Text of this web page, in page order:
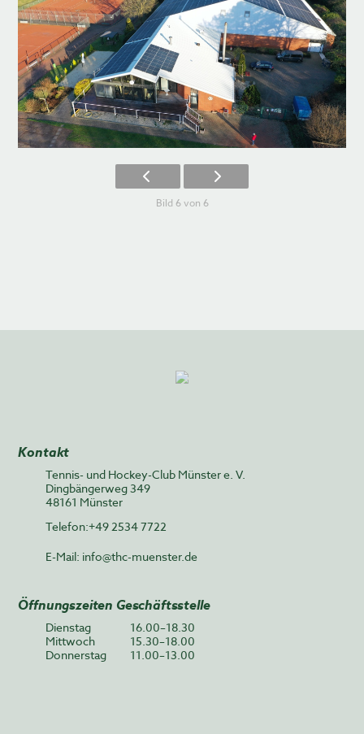
Bild 6 von 6
Kontakt
Tennis- und Hockey-Club Münster e. V.
Dingbängerweg 349
48161 Münster
Telefon:+49 2534 7722
E-Mail: info@thc-muenster.de
Öffnungszeiten Geschäftsstelle
Dienstag
16.00–18.30
Mittwoch
15.30–18.00
Donnerstag
11.00–13.00